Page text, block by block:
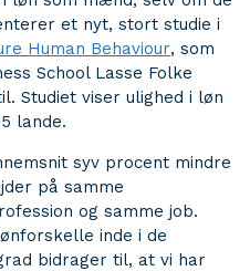
et nyt, stort studie i
Human Behaviour, som
School Lasse Folke
Studiet viser ulighed i løn
lande.
syv procent mindre
på samme
og samme job.
inde i de
bidrager til, at vi har